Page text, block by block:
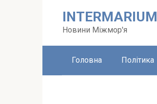
INTERMARIUM
Новини Міжмор'я
Головна Політика